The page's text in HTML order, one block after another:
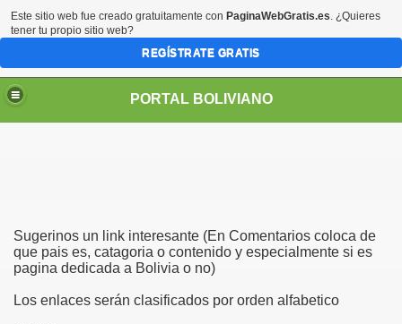
PORTAL BOLIVIANO
Sugerinos un link interesante (En Comentarios coloca de
que pais es, catagoria o contenido y especialmente si es
pagina dedicada a Bolivia o no)
Los enlaces serán clasificados por orden alfabetico
Este sitio web fue creado gratuitamente con PaginaWebGratis.es. ¿Quieres
tener tu propio sitio web?
REGÍSTRATE GRATIS